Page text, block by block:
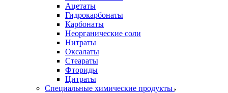
Ацетаты
Гидрокарбонаты
Карбонаты
Неорганические соли
Нитраты
Оксалаты
Стеараты
Фториды
Цитраты
Специальные химические продукты